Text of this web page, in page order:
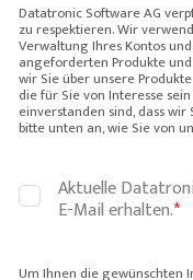
Datatronic Software AG
zu respektieren. Wir
Verwaltung Ihres Kontos
angeforderten Produkte
wir Sie über unsere
die für Sie von Interesse
einverstanden sind, dass
bitte unten an, wie Sie von
Aktuelle
E-Mail erhalten.*
Um Ihnen die gewünschten